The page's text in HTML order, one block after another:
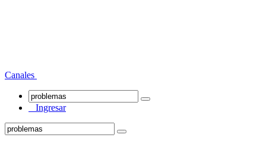
Canales
Ingresar